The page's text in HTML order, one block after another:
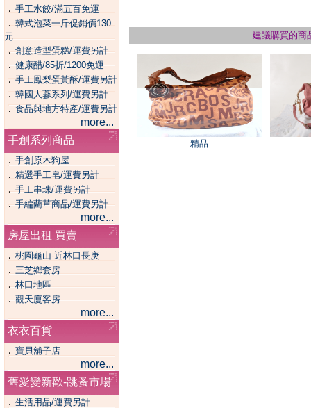
． 手工水餃/滿五百免運
． 韓式泡菜一斤促銷價130
元
．創意造型蛋糕/運費另計
．健康醋/85折/1200免運
．手工鳯梨蛋黃酥/運費另計
．韓國人蔘系列/運費另計
．食品與地方特產/運費另計
more...
手創系列商品
． 手創原木狗屋
． 精選手工皂/運費另計
． 手工串珠/運費另計
．手編藺草商品/運費另計
more...
房屋出租 買賣
． 桃園龜山-近林口長庚
． 三芝鄉套房
． 林口地區
．觀天廈客房
more...
衣衣百貨
． 寶貝舖子店
more...
舊愛變新歡-跳蚤市場
． 生活用品/運費另計
建議購買的商
精品